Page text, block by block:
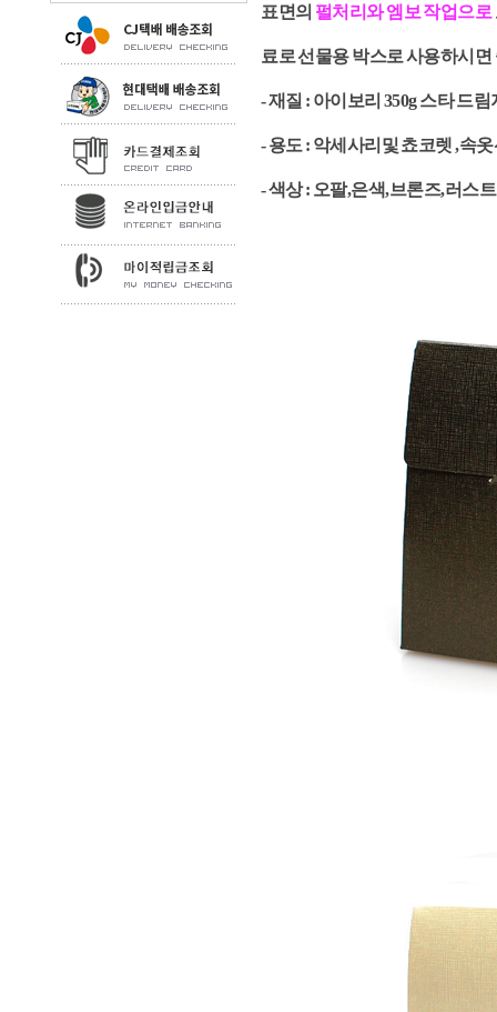
표면의 펄처리와 엠보 작업으로
료로선물용 박스로 사용하시
- 재질 : 아이보리 350g 스타 드림
- 용도 : 악세사리및 쵸코렛 ,속
- 색상 : 오팔,은색,브론즈,러스